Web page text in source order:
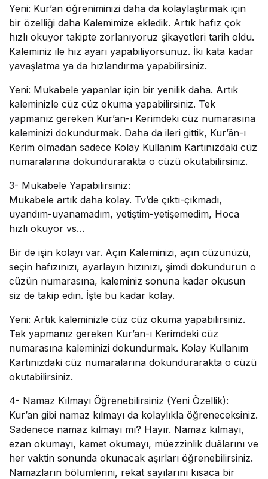
Yeni: Kur’an öğreniminizi daha da kolaylaştırmak için
bir özelliği daha Kalemimize ekledik. Artık hafız çok
hızlı okuyor takipte zorlanıyoruz şikayetleri tarih oldu.
Kaleminiz ile hız ayarı yapabiliyorsunuz. İki kata kadar
yavaşlatma ya da hızlandırma yapabilirsiniz.
Yeni: Mukabele yapanlar için bir yenilik daha. Artık
kaleminizle cüz cüz okuma yapabilirsiniz. Tek
yapmanız gereken Kur’an-ı Kerimdeki cüz numarasına
kaleminizi dokundurmak. Daha da ileri gittik, Kur’ân-ı
Kerim olmadan sadece Kolay Kullanım Kartınızdaki cüz
numaralarına dokundurarakta o cüzü okutabilirsiniz.
3- Mukabele Yapabilirsiniz:
Mukabele artık daha kolay. Tv’de çıktı-çıkmadı,
uyandım-uyanamadım, yetiştim-yetişemedim, Hoca
hızlı okuyor vs…
Bir de işin kolayı var. Açın Kaleminizi, açın cüzünüzü,
seçin hafızınızı, ayarlayın hızınızı, şimdi dokundurun o
cüzün numarasına, kaleminiz sonuna kadar okusun
siz de takip edin. İşte bu kadar kolay.
Yeni: Artık kaleminizle cüz cüz okuma yapabilirsiniz.
Tek yapmanız gereken Kur’an-ı Kerimdeki cüz
numarasına kaleminizi dokundurmak. Kolay Kullanım
Kartınızdaki cüz numaralarına dokundurarakta o cüzü
okutabilirsiniz.
4- Namaz Kılmayı Öğrenebilirsiniz (Yeni Özellik):
Kur’an gibi namaz kılmayı da kolaylıkla öğreneceksiniz.
Sadenece namaz kılmayı mı? Hayır. Namaz kılmayı,
ezan okumayı, kamet okumayı, müezzinlik duâlarını ve
her vaktin sonunda okunacak aşırları öğrenebilirsiniz.
Namazların bölümlerini, rekat sayılarını kısaca bir